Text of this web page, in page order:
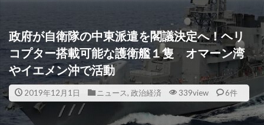
政府が自衛隊の中東派遣を閣議決定へ！ヘリ
コプター搭載可能な護衛艦１隻 オマーン湾
やイエメン沖で活動
2019年12月1日 ニュース, 政治経済 339view 6件